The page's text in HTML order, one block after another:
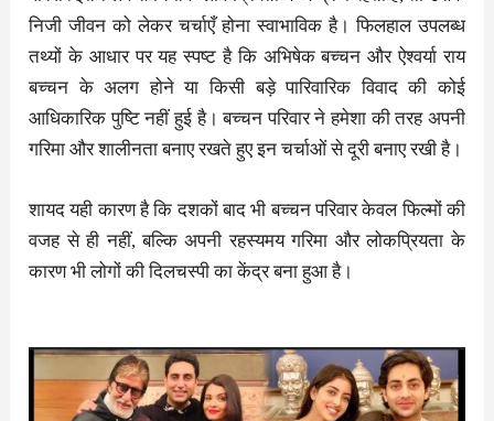
निजी जीवन को लेकर चर्चाएँ होना स्वाभाविक है। फिलहाल उपलब्ध
तथ्यों के आधार पर यह स्पष्ट है कि अभिषेक बच्चन और ऐश्वर्या राय
बच्चन के अलग होने या किसी बड़े पारिवारिक विवाद की कोई
आधिकारिक पुष्टि नहीं हुई है। बच्चन परिवार ने हमेशा की तरह अपनी
गरिमा और शालीनता बनाए रखते हुए इन चर्चाओं से दूरी बनाए रखी है।
शायद यही कारण है कि दशकों बाद भी बच्चन परिवार केवल फिल्मों की
वजह से ही नहीं, बल्कि अपनी रहस्यमय गरिमा और लोकप्रियता के
कारण भी लोगों की दिलचस्पी का केंद्र बना हुआ है।